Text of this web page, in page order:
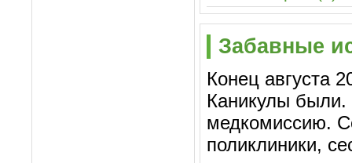
Забавные
Конец августа
Каникулы были.
медкомиссию.
поликлиники,